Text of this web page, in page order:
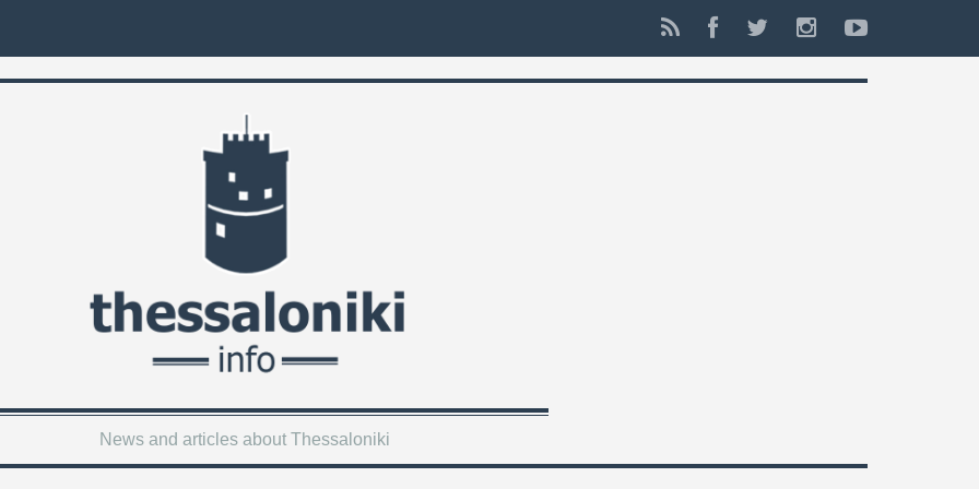
News and articles about Thessaloniki